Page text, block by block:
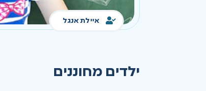
איילת אנגל
ילדים מחוננים